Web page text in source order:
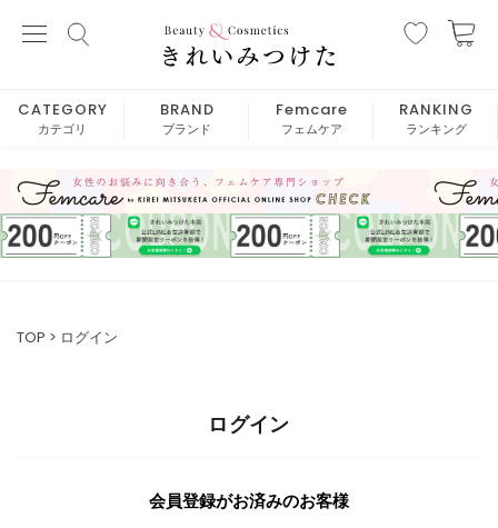
CATEGORY
カテゴリ
BRAND
ブランド
Femcare
フェムケア
RANKING
ランキング
TOP ログイン
ログイン
会員登録がお済みのお客様